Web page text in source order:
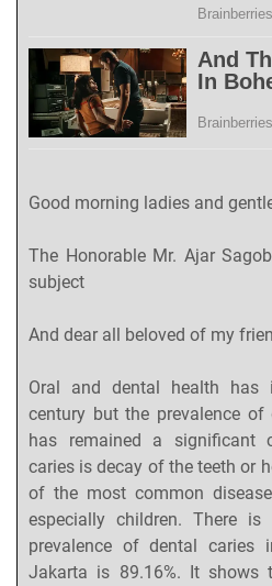
Good morning ladies and
The Honorable Mr. Ajar
subject
And dear all beloved of my
Oral and dental health has
century but the prevalence
has remained a significant
caries is decay of the teeth or
of the most common
especially children. There
prevalence of dental caries
Jakarta is 89.16%. It shows